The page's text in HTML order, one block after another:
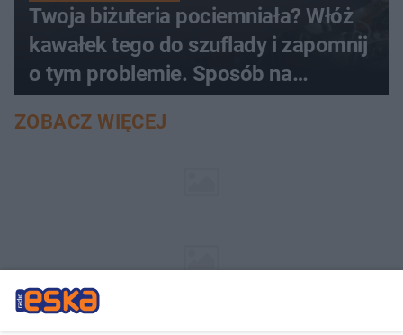
Twoja biżuteria pociemniała? Włóż
kawałek tego do szuflady i zapomnij
o tym problemie. Sposób na
pociemniałą biżuterię
ZOBACZ WIĘCEJ